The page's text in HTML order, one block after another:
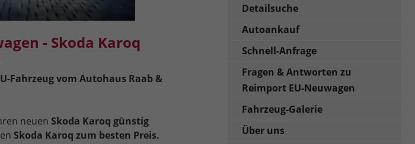
- Skoda Karoq
Fahrzeugvom Autohaus Raab &
neuen Skoda Karoq günstig
Skoda Karoq zum besten Preis.
Detailsuche
Autoankauf
Schnell-Anfrage
Fragen & Antworten zu
Reimport EU-Neuwagen
Fahrzeug-Galerie
Über uns